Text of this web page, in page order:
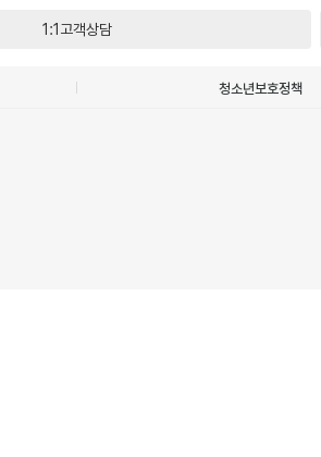
1:1고객상담
청소년보호정책